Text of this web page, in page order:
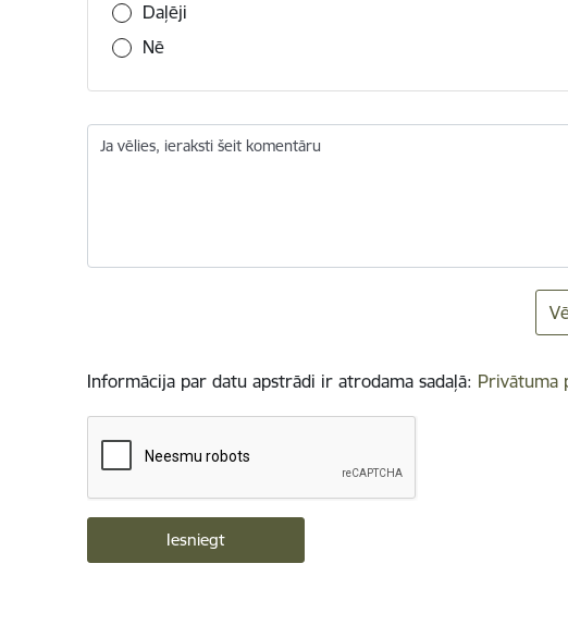
Daļēji
Nē
Ja vēlies, ieraksti šeit komentāru
Informācija par datu apstrādi ir atrodama sadaļā: Privātuma